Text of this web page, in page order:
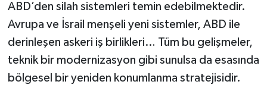
ABD’den silah sistemleri temin edebilmektedir.
Avrupa ve İsrail menşeli yeni sistemler, ABD ile
derinleşen askeri iş birlikleri… Tüm bu gelişmeler,
teknik bir modernizasyon gibi sunulsa da esasında
bölgesel bir yeniden konumlanma stratejisidir.